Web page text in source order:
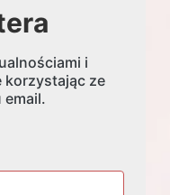
i
korzystając ze
email.